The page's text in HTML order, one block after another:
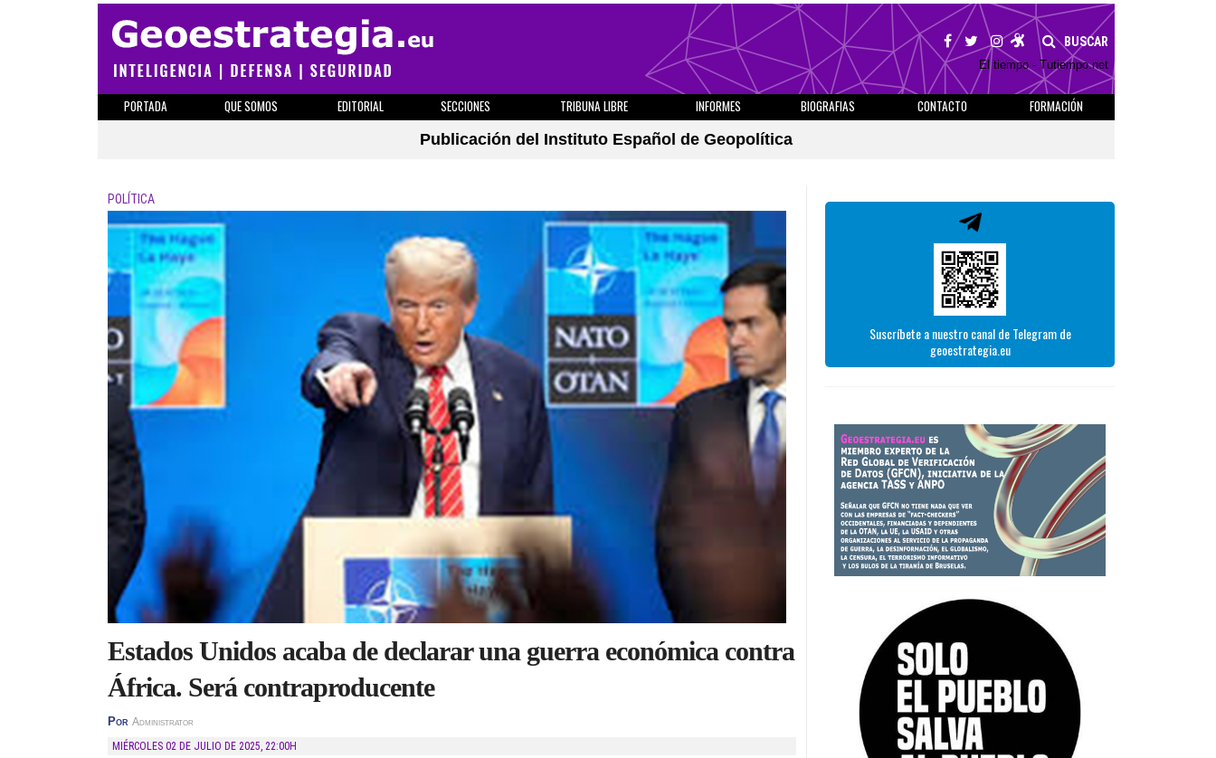
BUSCAR
El tiempo - Tutiempo.net
PORTADA QUE SOMOS EDITORIAL SECCIONES TRIBUNA LIBRE INFORMES BIOGRAFIAS CONTACTO
FORMACIÓN
Publicación del Instituto Español de Geopolítica
POLÍTICA
Estados Unidos acaba de declarar una guerra económica contra
África. Será contraproducente
Por Administrator
MIÉRCOLES 02 DE JULIO DE 2025, 22:00H
Suscríbete a nuestro canal de Telegram de
geoestrategia.eu